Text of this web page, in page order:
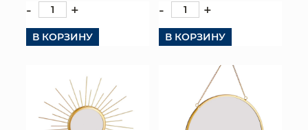
- +
В КОРЗИНУ
- +
В КОРЗИНУ